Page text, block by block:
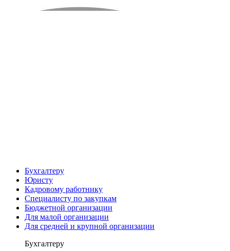
Бухгалтеру
Юристу
Кадровому работнику
Специалисту по закупкам
Бюджетной организации
Для малой организации
Для средней и крупной организации
Бухгалтеру